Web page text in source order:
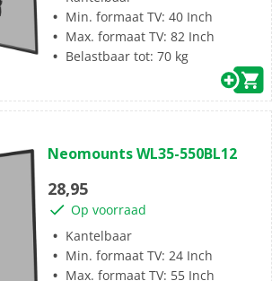
Min. formaat TV: 40 Inch
Max. formaat TV: 82 Inch
Belastbaar tot: 70 kg
van
5
sterren.
Neomounts WL35-550BL12
28,95
Op voorraad
Kantelbaar
Min. formaat TV: 24 Inch
Max. formaat TV: 55 Inch